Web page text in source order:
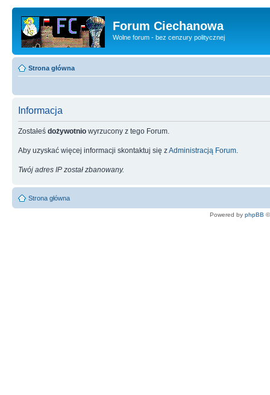
Forum Ciechanowa
Wolne forum - bez cenzury politycznej
Strona główna
Informacja
Zostałeś dożywotnio wyrzucony z tego Forum.
Aby uzyskać więcej informacji skontaktuj się zAdministracją Forum
Twój adres IP został zbanowany.
Strona główna
Powered by phpBB